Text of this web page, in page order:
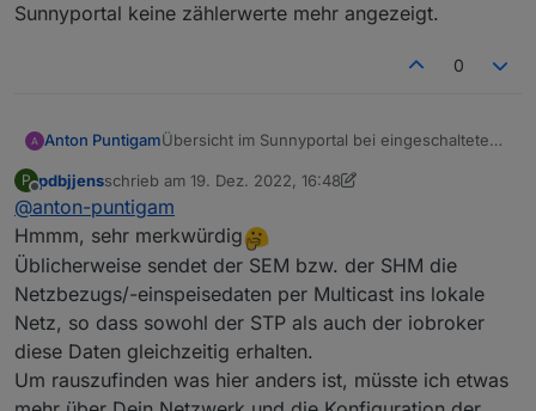
Sunnyportal keine zählerwerte mehr angezeigt.
0
Anton PuntigamÜbersicht im Sunnyportal bei eingeschalteten
P
Offline
pdbjjensschrieb am 19. Dez. 2022, 16:48
zuletzt editiert von pdbjjens
@anton-puntigam
Hmmm, sehr merkwürdig
Üblicherweise sendet der SEM bzw. der SHM die
Netzbezugs/-einspeisedaten per Multicast ins lokale
Netz, so dass sowohl der STP als auch der iobroker
diese Daten gleichzeitig erhalten.
Um rauszufinden was hier anders ist, müsste ich etwas